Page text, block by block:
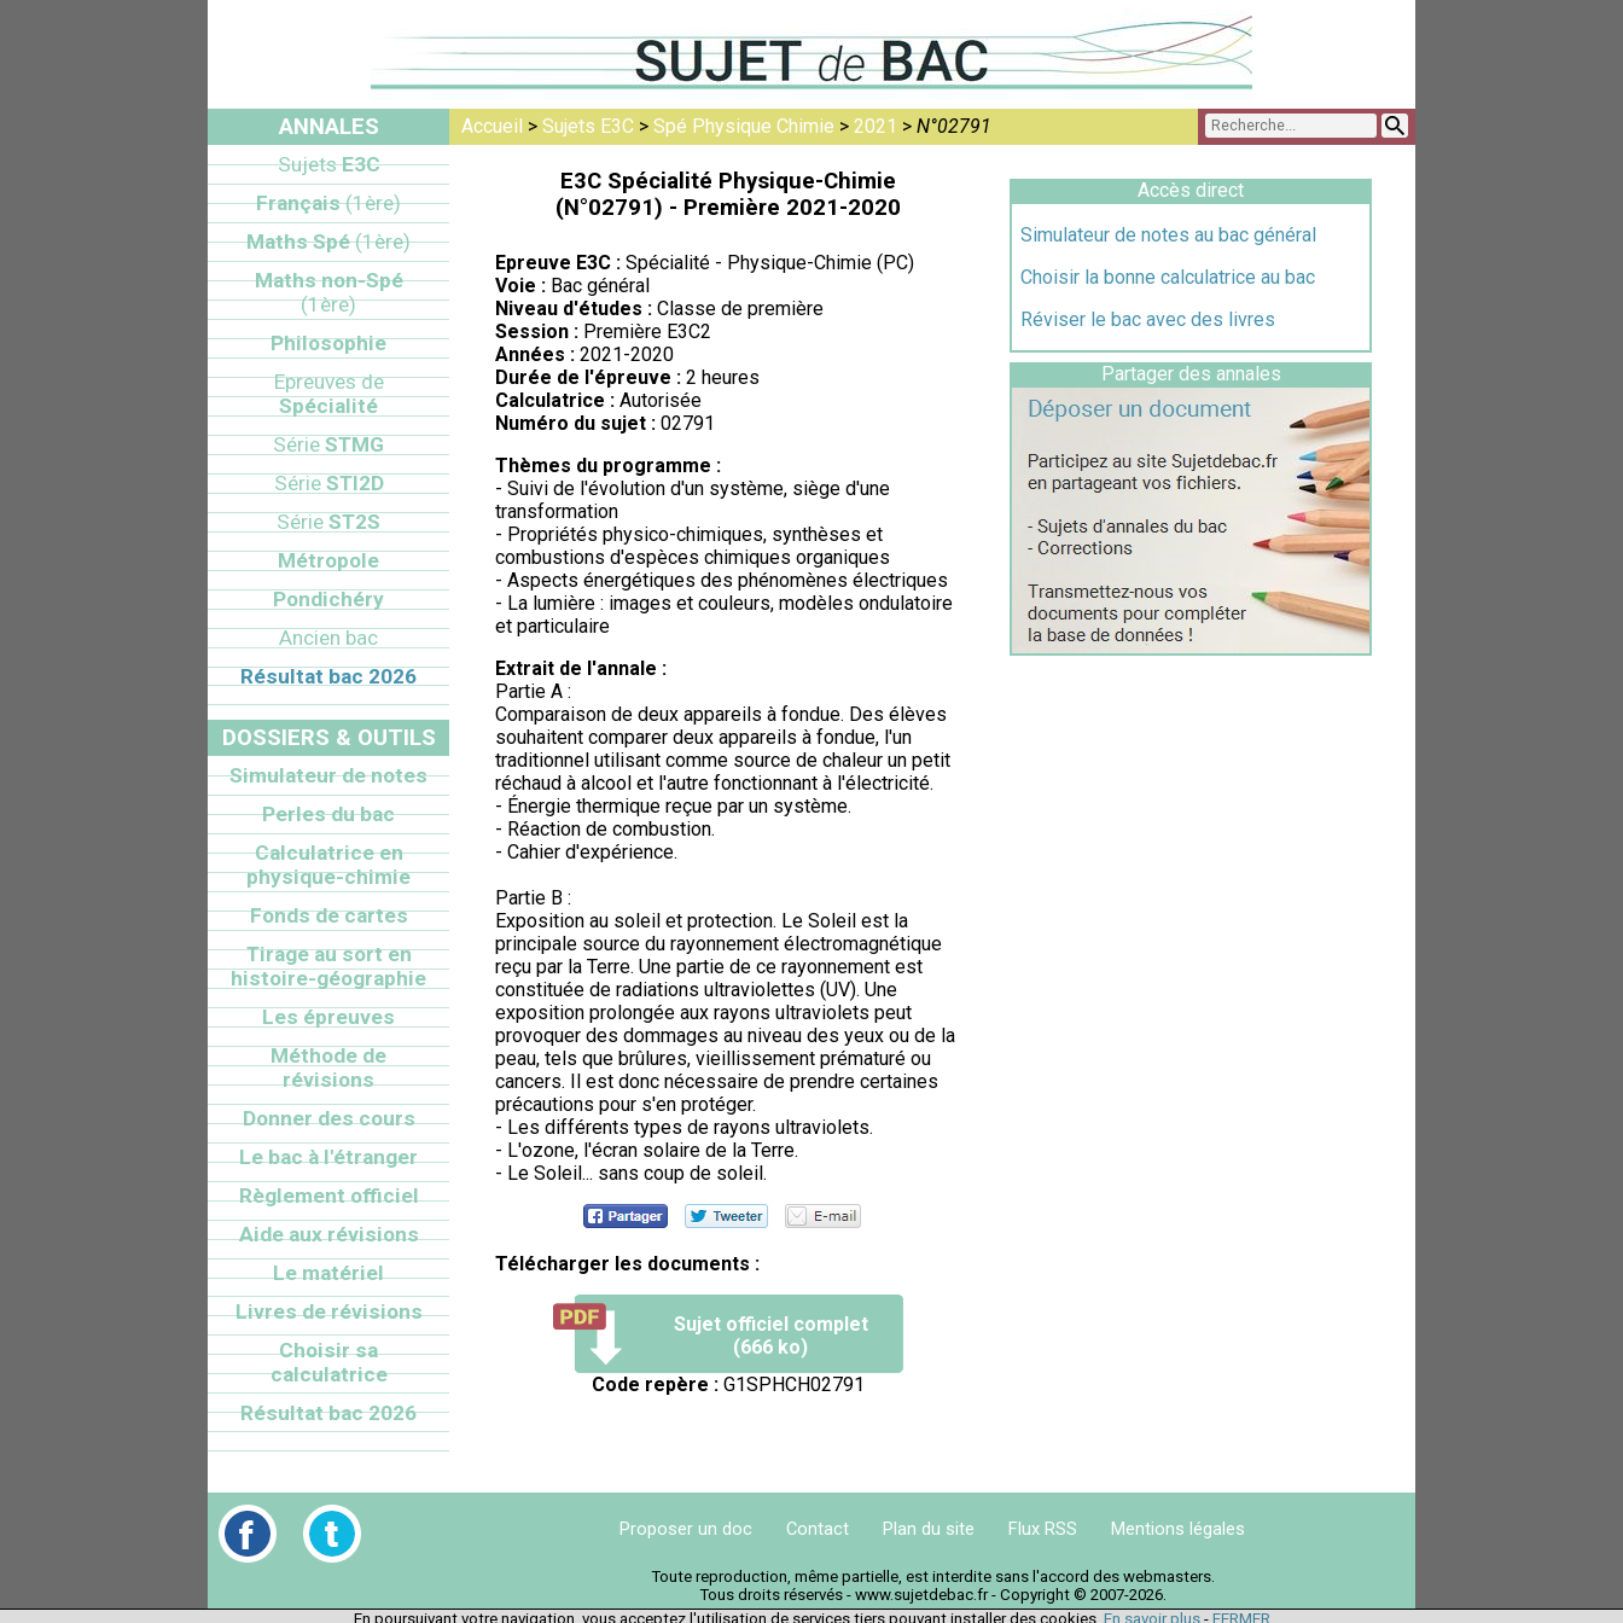
Accueil > Sujets E3C > Spé Physique Chimie > 2021 > N°02791
E3C Spécialité Physique-Chimie
(N°02791) - Première 2021-2020
Epreuve E3C : Spécialité - Physique-Chimie (PC)
Voie : Bac général
Niveau d'études : Classe de première
Session : Première E3C2
Années : 2021-2020
Durée de l'épreuve : 2 heures
Calculatrice : Autorisée
Numéro du sujet : 02791
Thèmes du programme :
- Suivi de l'évolution d'un système, siège d'une
transformation
- Propriétés physico-chimiques, synthèses et
combustions d'espèces chimiques organiques
- Aspects énergétiques des phénomènes électriques
- La lumière : images et couleurs, modèles ondulatoire
et particulaire
Extrait de l'annale :
Partie A :
Comparaison de deux appareils à fondue. Des élèves
souhaitent comparer deux appareils à fondue, l'un
traditionnel utilisant comme source de chaleur un petit
réchaud à alcool et l'autre fonctionnant à l'électricité.
- Énergie thermique reçue par un système.
- Réaction de combustion.
- Cahier d'expérience.
Partie B :
Exposition au soleil et protection. Le Soleil est la
principale source du rayonnement électromagnétique
reçu par la Terre. Une partie de ce rayonnement est
constituée de radiations ultraviolettes (UV). Une
exposition prolongée aux rayons ultraviolets peut
provoquer des dommages au niveau des yeux ou de la
peau, tels que brûlures, vieillissement prématuré ou
cancers. Il est donc nécessaire de prendre certaines
précautions pour s'en protéger.
- Les différents types de rayons ultraviolets.
- L'ozone, l'écran solaire de la Terre.
- Le Soleil... sans coup de soleil.
Télécharger les documents :
Sujet officiel complet
(666 ko)
Code repère : G1SPHCH02791
Accès direct
Simulateur de notes au bac général
Choisir la bonne calculatrice au bac
Réviser le bac avec des livres
Partager des annales
ANNALES
SujetsE3C
Français(1ère)
Maths Spé(1ère)
Maths non-Spé
(1ère)
Philosophie
Epreuves de
Spécialité
Série STMG
SérieSTI2D
Série ST2S
Métropole
Pondichéry
Ancien bac
Résultat bac 2026
DOSSIERS & OUTILS
Simulateur de notes
Perles du bac
Calculatrice en
physique-chimie
Fonds de cartes
Tirage au sort en
histoire-géographie
Les épreuves
Méthode de
révisions
Donner des cours
Le bac à l'étranger
Règlement officiel
Aide aux révisions
Le matériel
Livres de révisions
Choisir sa
calculatrice
Résultat bac 2026
Proposer un doc Contact Plan du site Flux RSS Mentions légales
Toute reproduction, même partielle, est interdite sans l'accord des webmasters.
Tous droits réservés - www.sujetdebac.fr - Copyright © 2007-2026.
En poursuivant votre navigation, vous acceptez l'utilisation de services tiers pouvant installer des cookies. En savoir plus- FERMER